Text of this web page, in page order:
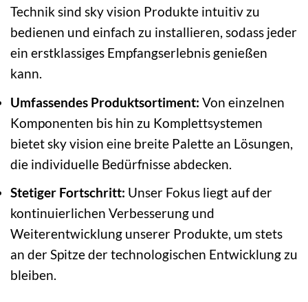
Technik sind sky vision Produkte intuitiv zu
bedienen und einfach zu installieren, sodass jeder
ein erstklassiges Empfangserlebnis genießen
kann.
Umfassendes Produktsortiment: Von einzelnen
Komponenten bis hin zu Komplettsystemen
bietet sky vision eine breite Palette an Lösungen,
die individuelle Bedürfnisse abdecken.
Stetiger Fortschritt: Unser Fokus liegt auf der
kontinuierlichen Verbesserung und
Weiterentwicklung unserer Produkte, um stets
an der Spitze der technologischen Entwicklung zu
bleiben.